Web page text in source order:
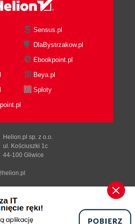
(419)
(427)
Sensus.pl
DlaBystrzakow.pl
Ebookpoint.pl
Beya.pl
Sploty
Helion.pl sp. z o.o.
ul. Kościuszki 1c
44-100 Gliwice